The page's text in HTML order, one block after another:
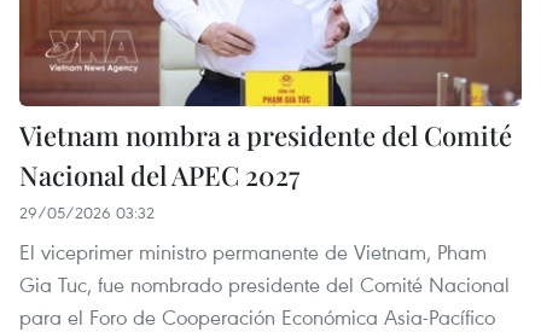
Vietnam nombra a presidente del Comité
Nacional del APEC 2027
29/05/2026 03:32
El viceprimer ministro permanente de Vietnam, Pham
Gia Tuc, fue nombrado presidente del Comité Nacional
para el Foro de Cooperación Económica Asia-Pacífico